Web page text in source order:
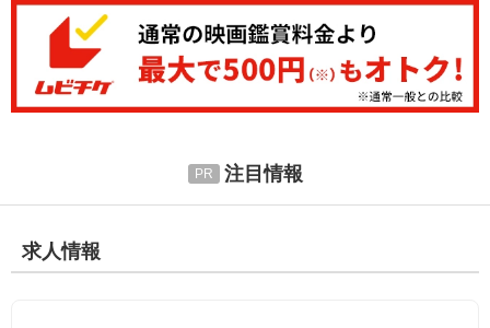
注目情報
求人情報